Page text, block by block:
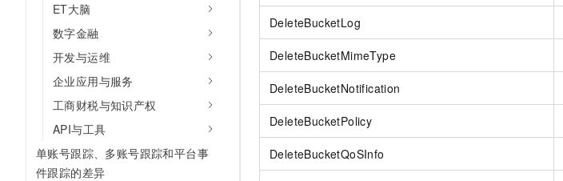
ET大脑
数字金融
开发与运维
企业应用与服务
工商财税与知识产权
API与工具
单账号跟踪、多账号跟踪和平台事
件跟踪的差异
DeleteBucketLog
DeleteBucketMimeType
DeleteBucketNotification
DeleteBucketPolicy
DeleteBucketQoSInfo